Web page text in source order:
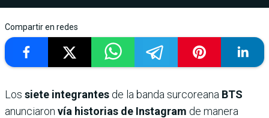
Compartir en redes
Los siete integrantes de la banda surcoreana BTS
anunciaron vía historias de Instagram de manera